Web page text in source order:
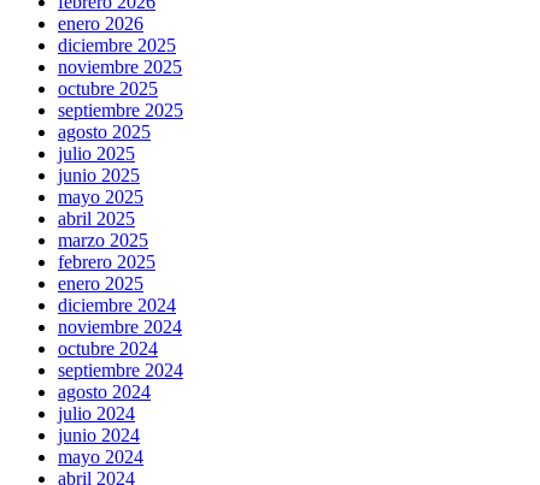
enero 2026
diciembre 2025
noviembre 2025
octubre 2025
septiembre 2025
agosto 2025
julio 2025
junio 2025
mayo 2025
abril 2025
marzo 2025
febrero 2025
enero 2025
diciembre 2024
noviembre 2024
octubre 2024
septiembre 2024
agosto 2024
julio 2024
junio 2024
mayo 2024
abril 2024